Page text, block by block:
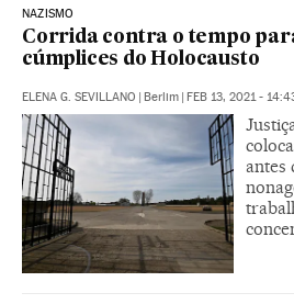
NAZISMO
Corrida contra o tempo
cúmplices do Holocausto
ELENA G. SEVILLANO | Berlim | FEB 13, 2021 -
antes